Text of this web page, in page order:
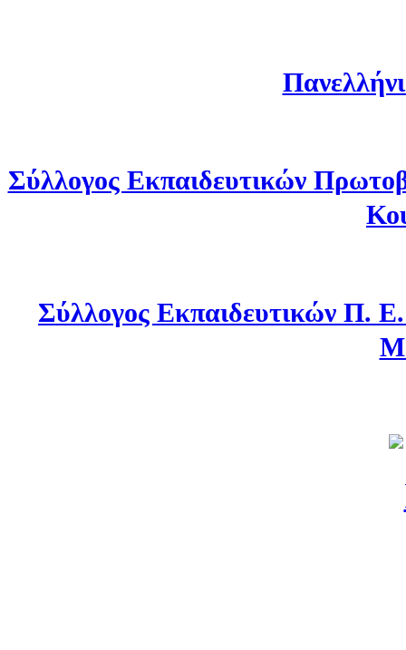
Σύλλογος Εκπαιδευτικών
Σύλλογος Εκπαιδευτικών Π.